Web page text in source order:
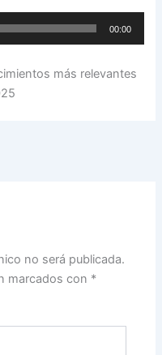
00:00
más relevantes
no será publicada.
marcados con *